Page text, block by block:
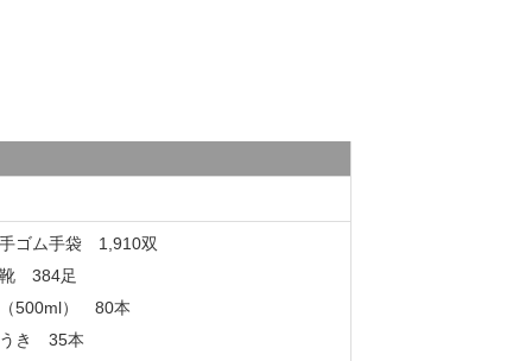
ゴム手袋 1,910双
384足
500ml） 80本
き 35本